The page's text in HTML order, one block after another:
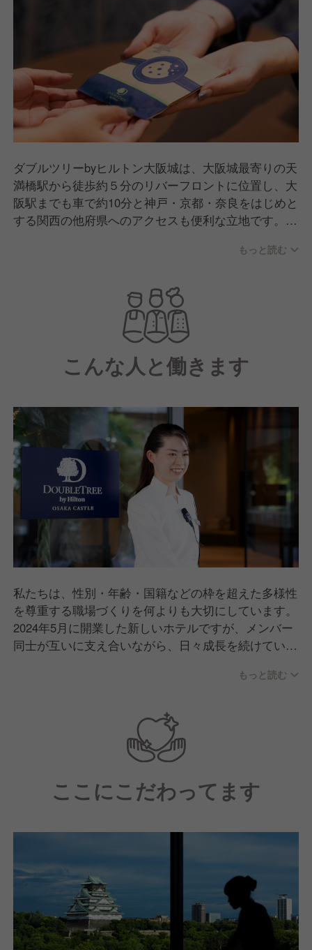
ダブルツリーbyヒルトン大阪城は、大阪城最寄りの天
満橋駅から徒歩約５分のリバーフロントに位置し、大
阪駅までも車で約10分と神戸・京都・奈良をはじめと
する関西の他府県へのアクセスも便利な立地です。
全373室の客室は大阪城、または大川の四季の移り変
マビューで広がるレストラン、ラウンジ＆バーや、テ
イクアウトショップなどの料飲施設、フィットネスセ
ンター、屋内プール、エグゼクティブラウンジ、宴会
場・会議室を兼ね備えたホテルです。
私たちはお客様に「Feel Good Moments（心地よい時
おり、チェックイン時には、そのサービスを象徴する
温かいチョコチップクッキーをお渡ししています。
もっと読む
こんな人と働きます
私たちは、性別・年齢・国籍などの枠を超えた多様性
を尊重する職場づくりを何よりも大切にしています。
2024年5月に開業した新しいホテルですが、メンバー
同士が互いに支え合いながら、日々成長を続けていま
自分らしさを大切にしながらも、チームとしての協調
ら前向きにチャレンジできる方を心より歓迎いたしま
もっと読む
ここにこだわってます